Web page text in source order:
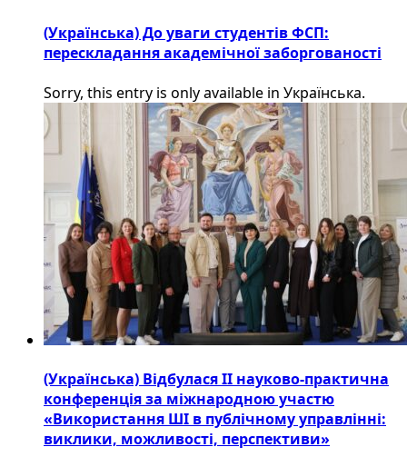
(Українська) До уваги студентів ФСП:
перескладання академічної заборгованості
Sorry, this entry is only available in Українська.
(Українська) Відбулася ІІ науково-практична
конференція за міжнародною участю
«Використання ШІ в публічному управлінні:
виклики, можливості, перспективи»